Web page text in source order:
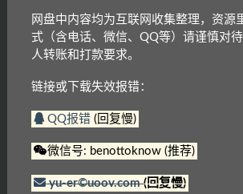
网盘中内容均为互联网收集整理，资源
式（含电话、微信、QQ等）请谨慎对
人转账和打款要求。
链接或下载失效报错：
QQ报错(回复慢)
微信号: benottoknow (推荐)
yu-er©uoov.com(回复慢)